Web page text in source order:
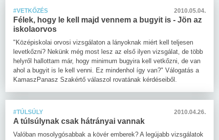
#VETKŐZÉS 2010.05.04.
Félek, hogy le kell majd vennem a bugyit is - Jön az
iskolaorvos
"Középiskolai orvosi vizsgálaton a lányoknak miért kell teljesen
levetkőzni? Nekünk még most lesz az első ilyen vizsgálat, de több
helyről hallottam már, hogy minimum bugyira kell vetkőzni, de van
ahol a bugyit is le kell venni. Ez mindenhol így van?" Válogatás a
KamaszPanasz Szakértő válaszol rovatának kérdéseiből.
#TÚLSÚLY 2010.04.26.
A túlsúlynak csak hátrányai vannak
Valóban mosolygósabbak a kövér emberek? A legújabb vizsgálatok